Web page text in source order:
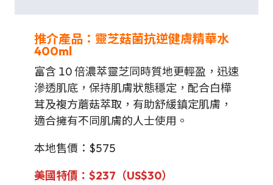
推介產品：靈芝菇菌抗逆健膚精華水
400ml
富含 10 倍濃萃靈芝同時質地更輕盈，迅速
滲透肌底，保持肌膚狀態穩定，配合白樺
茸及複方蘑菇萃取，有助舒緩鎮定肌膚，
適合擁有不同肌膚的人士使用。
本地售價：$575
美國特價 ：$237（US$30）